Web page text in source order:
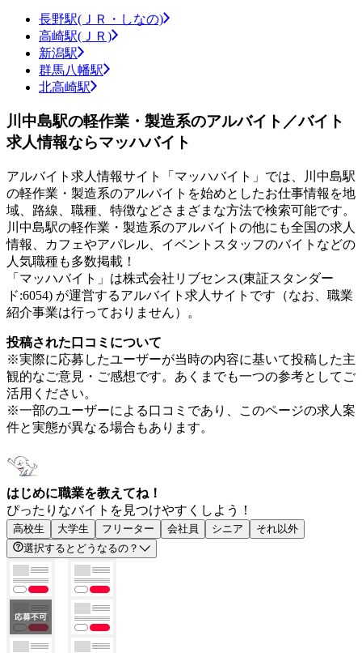
長野駅(ＪＲ・しなの)
高崎駅(ＪＲ)
新潟駅
群馬八幡駅
北高崎駅
川中島駅の軽作業・製造系のアルバイト／バイト
求人情報ならマッハバイト
アルバイト求人情報サイト「マッハバイト」では、川中島駅
の軽作業・製造系のアルバイトを始めとしたお仕事情報を地
域、路線、職種、特徴などさまざまな方法で検索可能です。
川中島駅の軽作業・製造系のアルバイトの他にも全国の求人
情報、カフェやアパレル、イベントスタッフのバイトなどの
人気職種も多数掲載！
「マッハバイト」は株式会社リブセンス(東証スタンダー
ド:6054) が運営するアルバイト求人サイトです（なお、職業
紹介事業は行っておりません）。
投稿された口コミについて
※実際に応募したユーザーが当時の内容に基いて投稿した主
観的なご意見・ご感想です。あくまでも一つの参考としてご
活用ください。
※一部のユーザーによる口コミであり、このページの求人案
件と実態が異なる場合もあります。
はじめに職業を教えてね！
ぴったりなバイトを見つけやすくしよう！
高校生 大学生 フリーター 会社員 シニア
それ以外
選択するとどうなるの？